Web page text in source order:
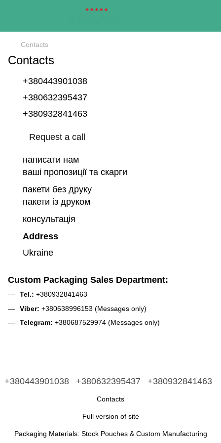
Contacts
Contacts
+380443901038
+380632395437
+380932841463
Request a call
написати нам
ваші пропозиції та скарги
пакети без друку
пакети із друком
консультація
Address
Ukraine
Custom Packaging Sales Department:
Tel.: +380932841463
Viber: +380638996153 (Messages only)
Telegram: +380687529974 (Messages only)
+380443901038 +380632395437 +380932841463
Contacts
Full version of site
Packaging Materials: Stock Pouches & Custom Manufacturing